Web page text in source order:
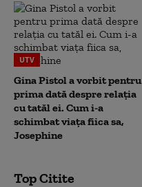
UTV
Gina Pistol a vorbit pentru
prima dată despre relația
cu tatăl ei. Cum i-a
schimbat viața fiica sa,
Josephine
Top Citite